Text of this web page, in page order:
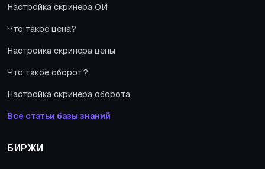
Настройка скринера ОИ
Что такое цена?
Настройка скринера цены
Что такое оборот?
Настройка скринера оборота
Все статьи базы знаний
БИРЖИ